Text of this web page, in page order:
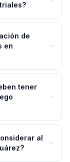
de
en
tener
al